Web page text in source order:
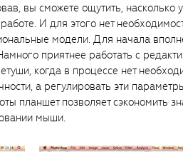
вы сможете ощутить, насколько
И для этого нет
модели. Для начала
приятнее работать с
когда в процессе нет
а регулировать эти
планшет позволяет сэкономить
мыши.